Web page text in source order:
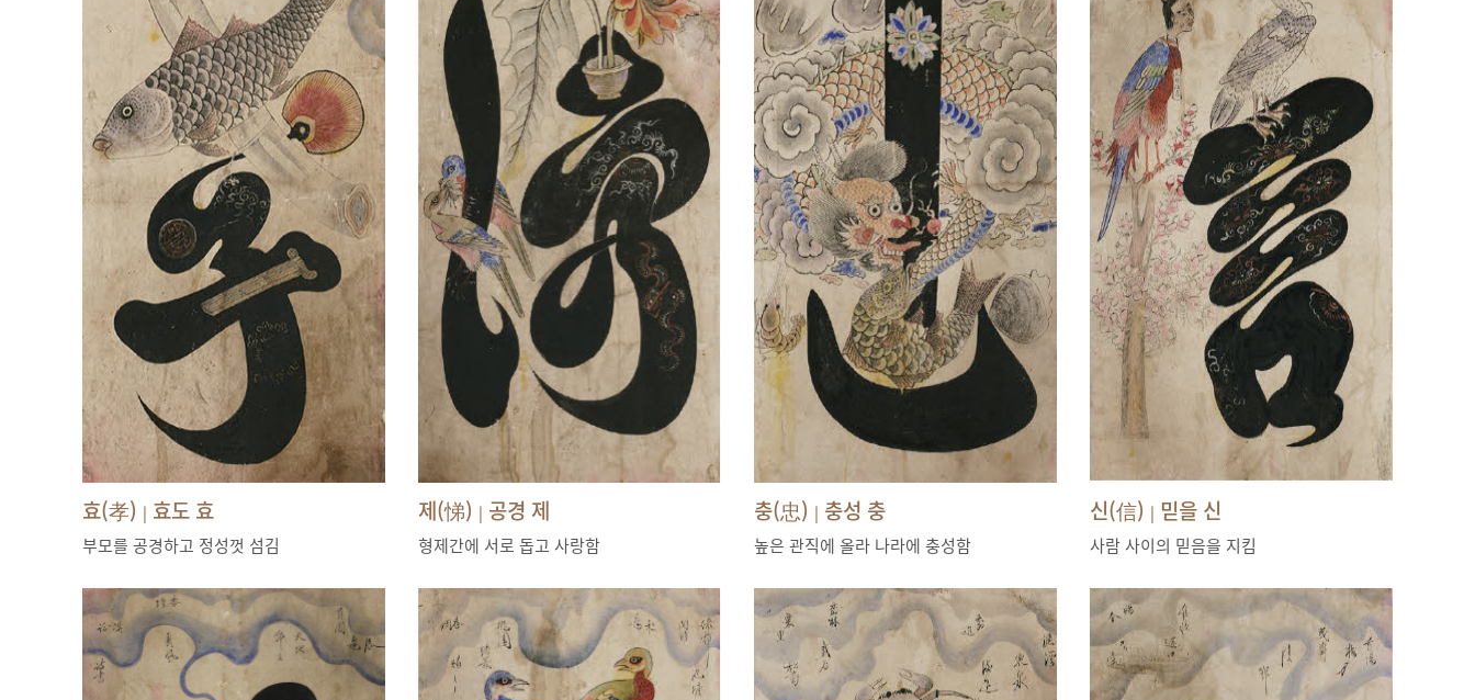
효(孝) | 효도 효
부모를 공경하고 정성껏 섬김
제(悌) | 공경 제
형제간에 서로 돕고 사랑함
충(忠) | 충성 충
높은 관직에 올라 나라에 충성함
신(信) | 믿을 신
사람 사이의 믿음을 지킴